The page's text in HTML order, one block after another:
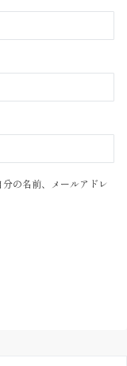
の名前、メールアドレ